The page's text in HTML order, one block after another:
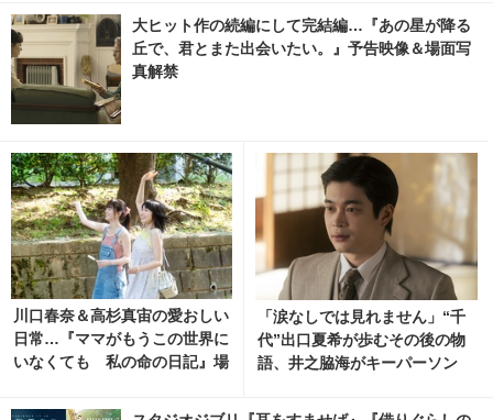
大ヒット作の続編にして完結編…『あの星が降る
丘で、君とまた出会いたい。』予告映像＆場面写
真解禁
川口春奈＆高杉真宙の愛おしい
日常…『ママがもうこの世界に
いなくても 私の命の日記』場
nemacafe.net
「涙なしでは見れません」“千
代”出口夏希が歩むその後の物
語、井之脇海がキーパーソン
出会いたい。』